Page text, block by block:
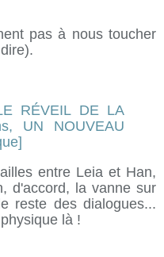
pas à nous toucher
entre Leia et Han,
d'accord, la vanne sur
reste des dialogues...
là !